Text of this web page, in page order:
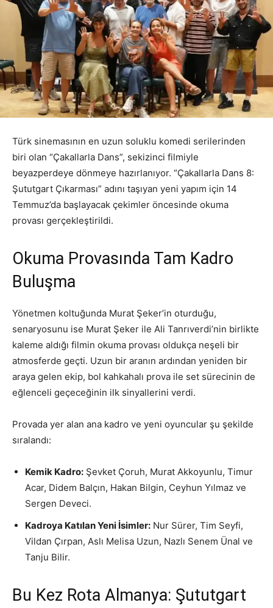
Türk sinemasının en uzun soluklu komedi serilerinden
biri olan “Çakallarla Dans”, sekizinci filmiyle
beyazperdeye dönmeye hazırlanıyor. “Çakallarla Dans 8:
Şututgart Çıkarması” adını taşıyan yeni yapım için 14
Temmuz’da başlayacak çekimler öncesinde okuma
provası gerçekleştirildi.
Okuma Provasında Tam Kadro
Buluşma
Yönetmen koltuğunda Murat Şeker’in oturduğu,
senaryosunu ise Murat Şeker ile Ali Tanrıverdi’nin birlikte
kaleme aldığı filmin okuma provası oldukça neşeli bir
atmosferde geçti. Uzun bir aranın ardından yeniden bir
araya gelen ekip, bol kahkahalı prova ile set sürecinin de
eğlenceli geçeceğinin ilk sinyallerini verdi.
Provada yer alan ana kadro ve yeni oyuncular şu şekilde
sıralandı:
Kemik Kadro: Şevket Çoruh, Murat Akkoyunlu, Timur
Acar, Didem Balçın, Hakan Bilgin, Ceyhun Yılmaz ve
Sergen Deveci.
Kadroya Katılan Yeni İsimler: Nur Sürer, Tim Seyfi,
Vildan Çırpan, Aslı Melisa Uzun, Nazlı Senem Ünal ve
Tanju Bilir.
Bu Kez Rota Almanya: Şututgart